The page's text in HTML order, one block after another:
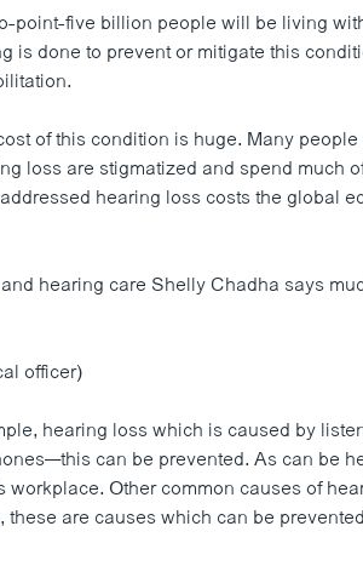
point-five billion people will be living
is done to prevent or mitigate this
of this condition is huge. Many
loss are stigmatized and spend much
hearing loss costs the global
hearing care Shelly Chadha says
officer)
hearing loss which is caused by
can be prevented. As can be
workplace. Other common causes of
are causes which can be